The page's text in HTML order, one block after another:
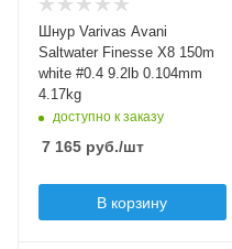
лески, кг
4.17
Разрывная нагрузка
лески, lb
9.2
Размотка лески, м
Нитей плетения
8
Шнур Varivas Avani
Saltwater Finesse X8 150m
white #0.4 9.2lb 0.104mm
4.17kg
доступно к заказу
7 165 руб./шт
В корзину